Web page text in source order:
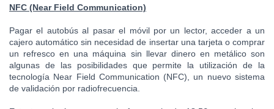
NFC (Near Field Communication)
Pagar el autobús al pasar el móvil por un lector, acceder a un
cajero automático sin necesidad de insertar una tarjeta o comprar
un refresco en una máquina sin llevar dinero en metálico son
algunas de las posibilidades que permite la utilización de la
tecnología Near Field Communication (NFC), un nuevo sistema
de validación por radiofrecuencia.